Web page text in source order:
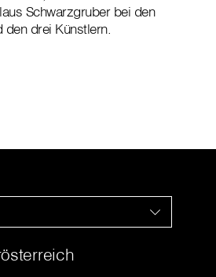
Schwarzgruber bei den
den drei Künstlern.